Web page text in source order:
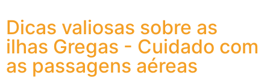
Dicas valiosas sobre as
ilhas Gregas - Cuidado com
as passagens aéreas